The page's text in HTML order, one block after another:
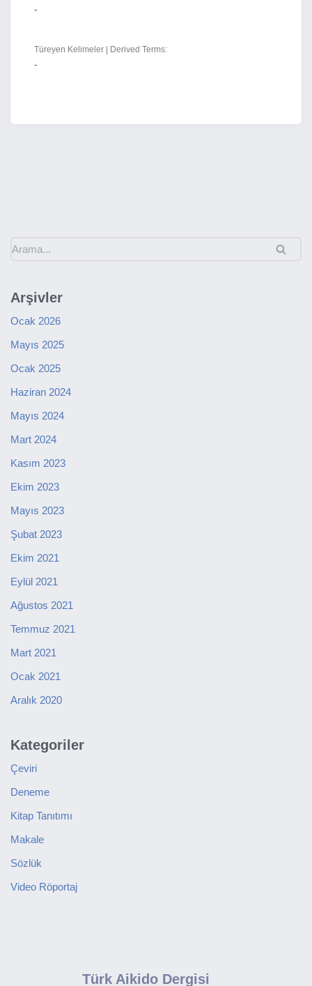
-
Türeyen Kelimeler | Derived Terms:
-
Arşivler
Ocak 2026
Mayıs 2025
Ocak 2025
Haziran 2024
Mayıs 2024
Mart 2024
Kasım 2023
Ekim 2023
Mayıs 2023
Şubat 2023
Ekim 2021
Eylül 2021
Ağustos 2021
Temmuz 2021
Mart 2021
Ocak 2021
Aralık 2020
Kategoriler
Çeviri
Deneme
Kitap Tanıtımı
Makale
Sözlük
Video Röportaj
Türk Aikido Dergisi